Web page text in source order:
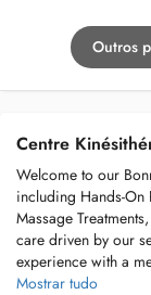
Outros
Centre
Welcome to our
including Hands-On
Massage
care driven by our
experience with a
Mostrar tudo